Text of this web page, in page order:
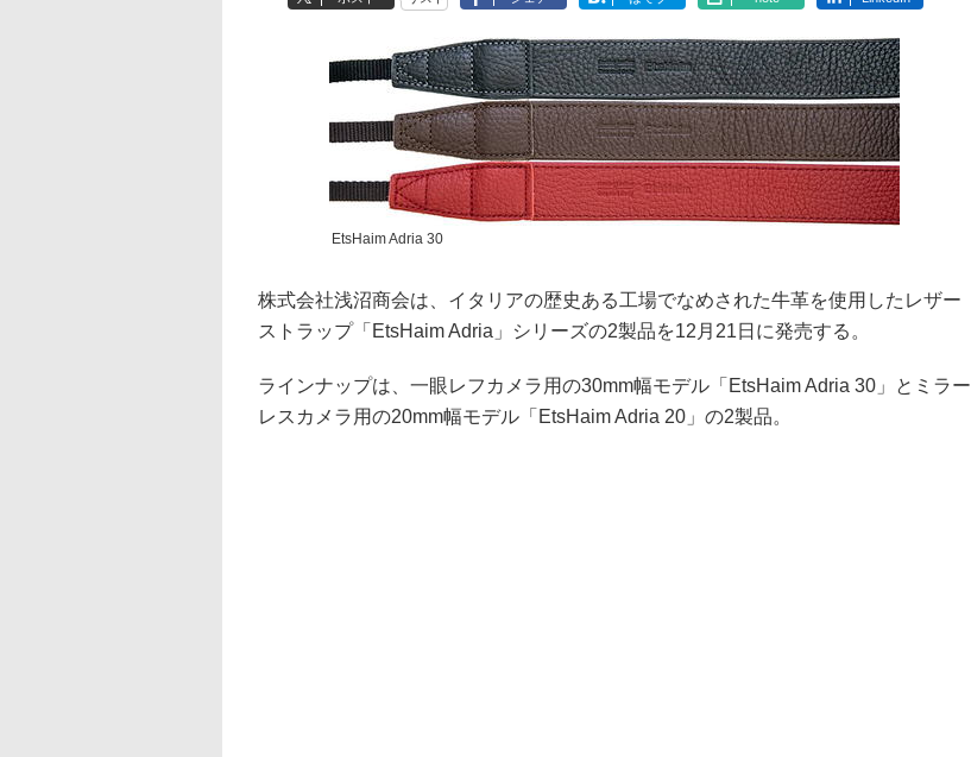
EtsHaim Adria 30
株式会社浅沼商会は、イタリアの歴史ある工場でなめされた牛革を使用したレザー
ストラップ「EtsHaim Adria」シリーズの2製品を12月21日に発売する。
ラインナップは、一眼レフカメラ用の30mm幅モデル「EtsHaim Adria 30」とミラー
レスカメラ用の20mm幅モデル「EtsHaim Adria 20」の2製品。